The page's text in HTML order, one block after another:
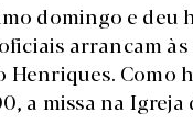
domingo e deu
arrancam
Henriques. Como
a missa na Igreja